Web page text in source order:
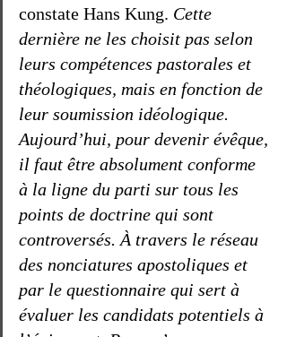
constate Hans Kung. Cette
dernière ne les choisit pas selon
leurs compétences pastorales et
théologiques, mais en fonction de
leur soumission idéologique.
Aujourd’hui, pour devenir évêque,
il faut être absolument conforme
à la ligne du parti sur tous les
points de doctrine qui sont
controversés. À travers le réseau
des nonciatures apostoliques et
par le questionnaire qui sert à
évaluer les candidats potentiels à